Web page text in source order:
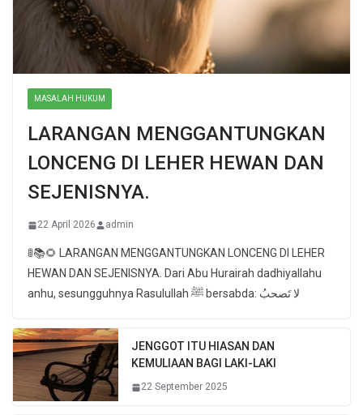
MASALAH HUKUM
LARANGAN MENGGANTUNGKAN
LONCENG DI LEHER HEWAN DAN
SEJENISNYA.
22 April 2026 admin
🚦📚🌻 LARANGAN MENGGANTUNGKAN LONCENG DI LEHER
HEWAN DAN SEJENISNYA. Dari Abu Hurairah dadhiyallahu
anhu, sesungguhnya Rasulullah ﷺ bersabda: لا تَصحبُ
JENGGOT ITU HIASAN DAN
KEMULIAAN BAGI LAKI-LAKI
22 September 2025